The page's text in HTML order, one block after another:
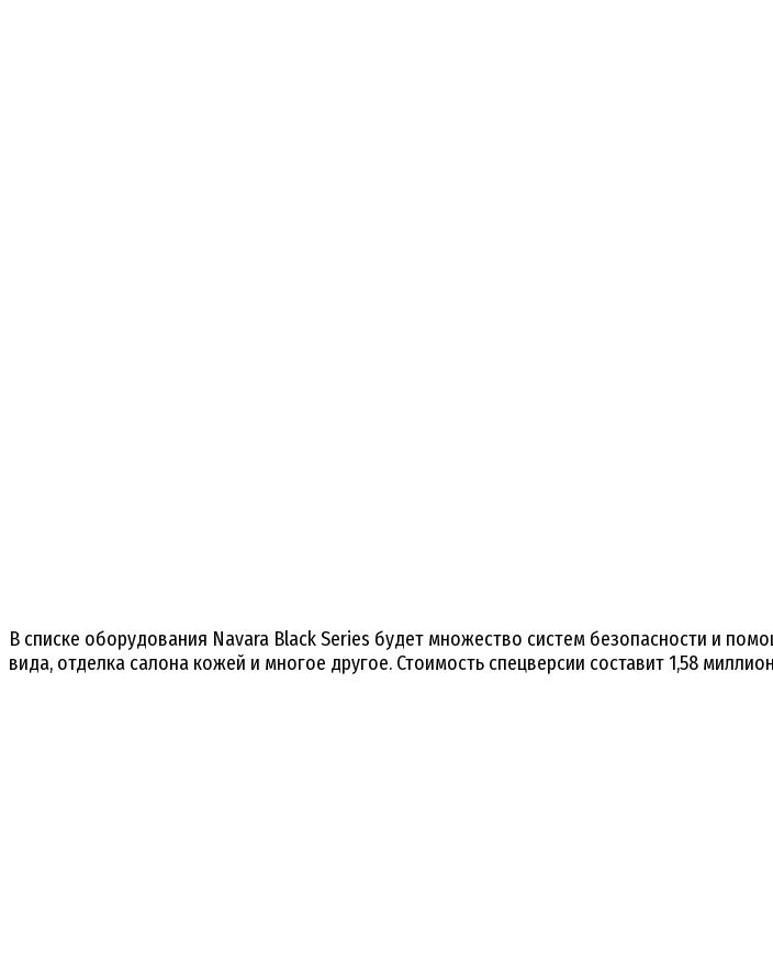
В списке оборудования Navara Black Series будет множество систем безопасности и
вида, отделка салона кожей и многое другое. Стоимость спецверсии составит 1,58